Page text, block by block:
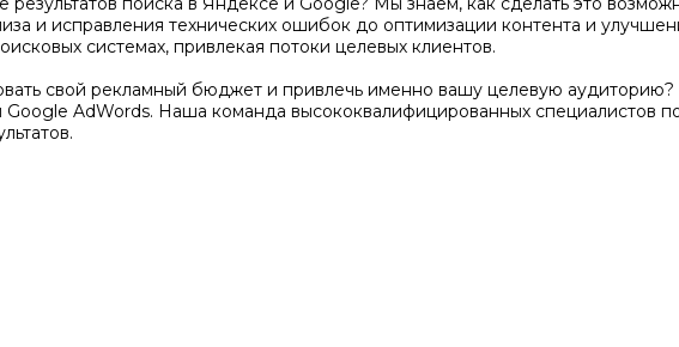
и исправления технических ошибок до оптимизации контента и
системах, привлекая потоки целевых клиентов.
свой рекламный бюджет и привлечь именно вашу целевую
AdWords. Наша команда высококвалифицированных специалистов